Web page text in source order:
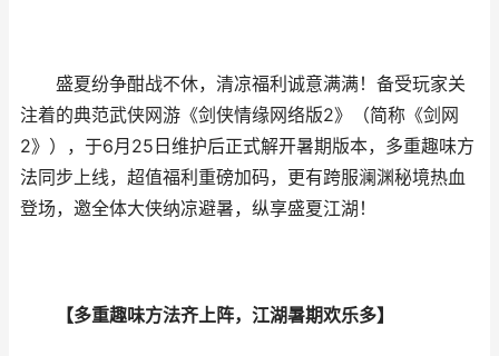
盛夏纷争酣战不休，清凉福利诚意满满！备受玩家关
注着的典范武侠网游《剑侠情缘网络版2》（简称《剑网
2》），于6月25日维护后正式解开暑期版本，多重趣味方
法同步上线，超值福利重磅加码，更有跨服澜渊秘境热血
登场，邀全体大侠纳凉避暑，纵享盛夏江湖！
【多重趣味方法齐上阵，江湖暑期欢乐多】